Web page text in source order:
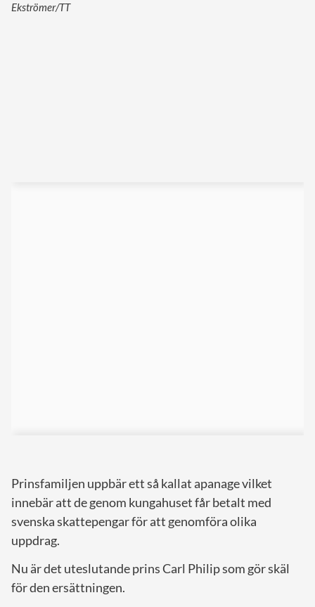
Ekströmer/TT
Prinsfamiljen uppbär ett så kallat apanage vilket
innebär att de genom kungahuset får betalt med
svenska skattepengar för att genomföra olika
uppdrag.
Nu är det uteslutande prins Carl Philip som gör skäl
för den ersättningen.